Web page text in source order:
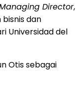
Director,
dan
Universidad del
Otissebagai